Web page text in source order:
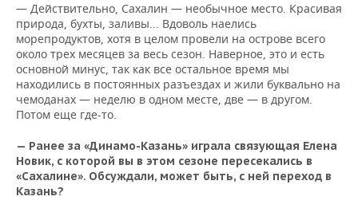
— Действительно, Сахалин — необычное место. Красивая
природа, бухты, заливы... Вдоволь наелись
морепродуктов, хотя в целом провели на острове всего
около трех месяцев за весь сезон. Наверное, это и есть
основной минус, так как все остальное время мы
находились в постоянных разъездах и жили буквально на
чемоданах — неделю в одном месте, две — в другом.
Потом еще где-то.
— Ранее за «Динамо-Казань» играла связующая Елена
Новик, с которой вы в этом сезоне пересекались в
«Сахалине». Обсуждали, может быть, с ней переход в
Казань?